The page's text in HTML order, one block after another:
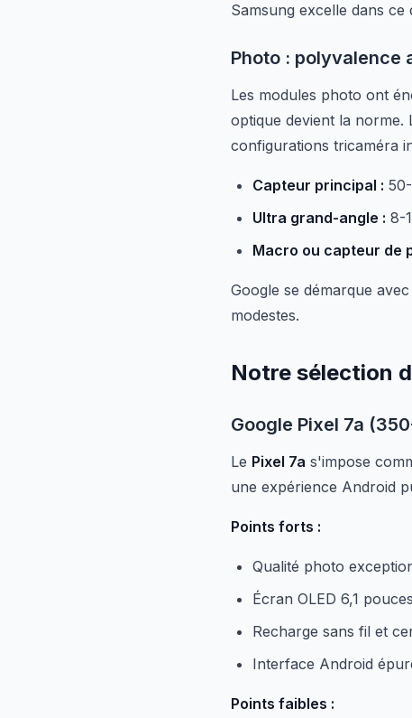
Samsung excelle dans ce
Photo : polyvalence
Les modules photo ont
optique devient la norme.
configurations tricaméra
Capteur principal :
Ultra grand-angle : 8-
Macro ou capteur de
Google se démarque
modestes.
Notre sélection
Google Pixel 7a
Le Pixel 7a s'impose
une expérience Android
Points forts :
Qualité photo
Écran OLED 6,1
Recharge sans fil et
Interface Android
Points faibles :